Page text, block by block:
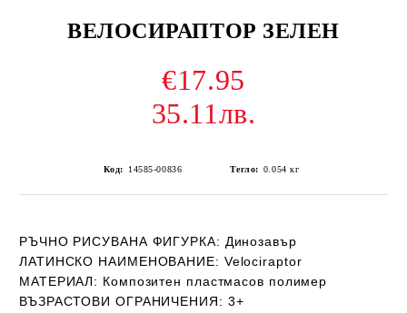
ВЕЛОСИРАПТОР ЗЕЛЕН
€17.95
35.11лв.
Код: 14585-00836 Тегло: 0.054 кг
РЪЧНО РИСУВАНА ФИГУРКА: Динозавър
ЛАТИНСКО НАИМЕНОВАНИЕ: Velociraptor
МАТЕРИАЛ: Композитен пластмасов полимер
ВЪЗРАСТОВИ ОГРАНИЧЕНИЯ: 3+